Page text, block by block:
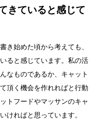
きていると感じて
き始めた頃から考えても、
ると感じています。私の活
なものであるか、キャット
頂く機会を作れればと行動
トフードやマッサンのキャ
ければと思っています。